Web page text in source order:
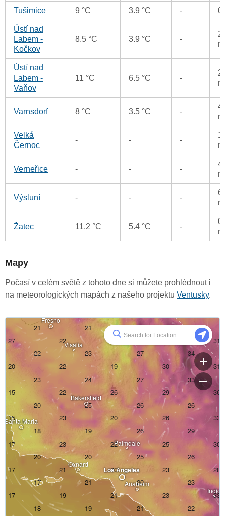
Tušimice 9 °C 3.9 °C - 0
Ústí nad
Labem -
Kočkov
8.5 °C 3.9 °C -
Ústí nad
Labem -
Vaňov
11 °C 6.5 °C -
Varnsdorf 8 °C 3.5 °C -
Velká
Černoc
- - -
Verneřice - - -
Výsluní - - -
Žatec 11.2 °C 5.4 °C -
Mapy
Počasí v celém světě z tohoto dne si můžete prohlédnout i
na meteorologických mapách z našeho projektu Ventusky.